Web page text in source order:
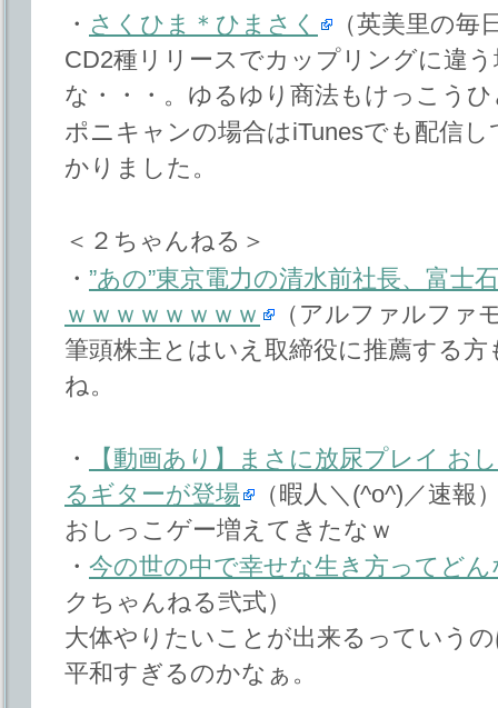
・ さくひま＊ひまさく
（英美里の毎
CD2種リリースでカップリングに違
な・・・。ゆるゆり商法もけっこう
ポニキャンの場合はiTunesでも配信
かりました。
＜２ちゃんねる＞
・ ”あの”東京電力の清水前社長、富士
ｗｗｗｗｗｗｗｗ
（アルファルファ
筆頭株主とはいえ取締役に推薦する
ね。
・
【動画あり】まさに放尿プレイ お
るギターが登場
（暇人＼(^o^)／速報
おしっこゲー増えてきたなｗ
・ 今の世の中で幸せな生き方ってど
クちゃんねる弐式）
大体やりたいことが出来るっていう
平和すぎるのかなぁ。